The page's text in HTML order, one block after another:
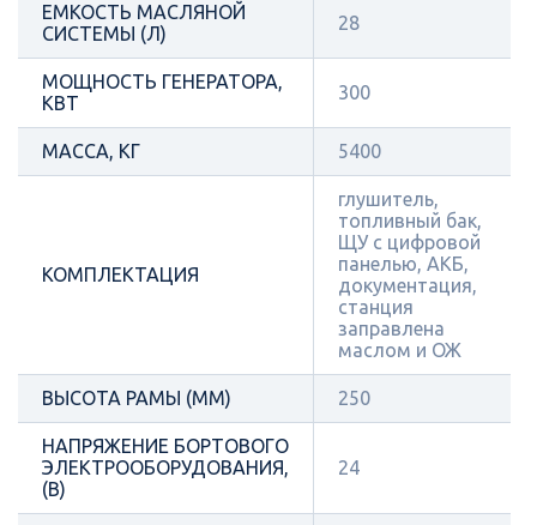
ЕМКОСТЬ МАСЛЯНОЙ
СИСТЕМЫ (Л)
28
МОЩНОСТЬ ГЕНЕРАТОРА,
КВТ
300
МАССА, КГ 5400
КОМПЛЕКТАЦИЯ
глушитель,
топливный бак,
ЩУ с цифровой
панелью, АКБ,
документация,
станция
заправлена
маслом и ОЖ
ВЫСОТА РАМЫ (ММ) 250
НАПРЯЖЕНИЕ БОРТОВОГО
ЭЛЕКТРООБОРУДОВАНИЯ,
(В)
24